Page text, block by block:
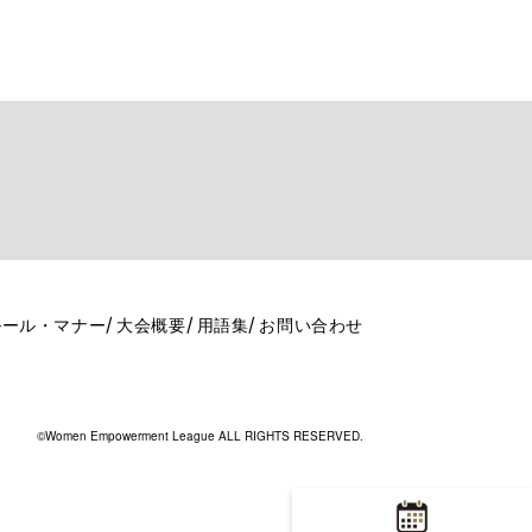
ル・マナー 大会概要 用語集 お問い合わせ
©Women Empowerment League ALL RIGHTS RESERVED.